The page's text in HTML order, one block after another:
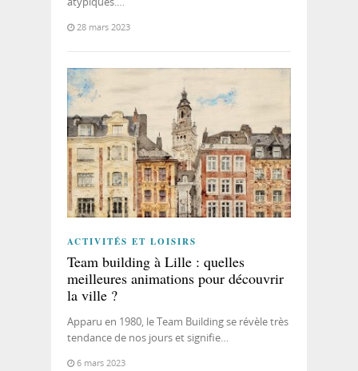
28 mars 2023
ACTIVITÉS ET LOISIRS
Team building à Lille : quelles
meilleures animations pour découvrir
la ville ?
Apparu en 1980, le Team Building se révèle très
tendance de nos jours et signifie…
6 mars 2023